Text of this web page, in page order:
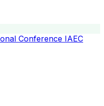
Conference IAEC